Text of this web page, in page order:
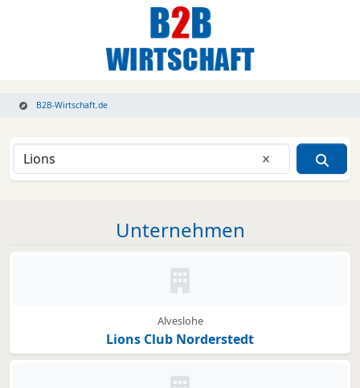
B2B-Wirtschaft.de
Eingabe
Unternehmen
Kein Bild oder Logo hinterlegt
Alveslohe
Lions Club Norderstedt